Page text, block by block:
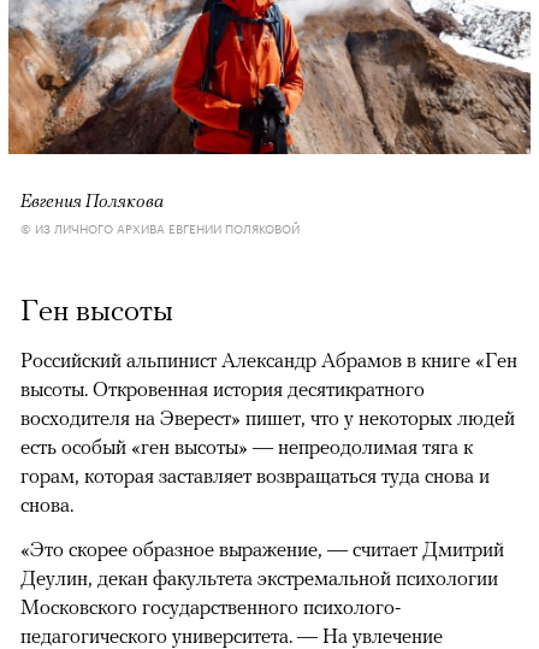
Евгения Полякова
© ИЗ ЛИЧНОГО АРХИВА ЕВГЕНИИ ПОЛЯКОВОЙ
Ген высоты
Российский альпинист Александр Абрамов в книге «Ген
высоты. Откровенная история десятикратного
восходителя на Эверест» пишет, что у некоторых людей
есть особый «ген высоты» — непреодолимая тяга к
горам, которая заставляет возвращаться туда снова и
снова.
«Это скорее образное выражение, — считает Дмитрий
Деулин, декан факультета экстремальной психологии
Московского государственного психолого-
педагогического университета. — На увлечение